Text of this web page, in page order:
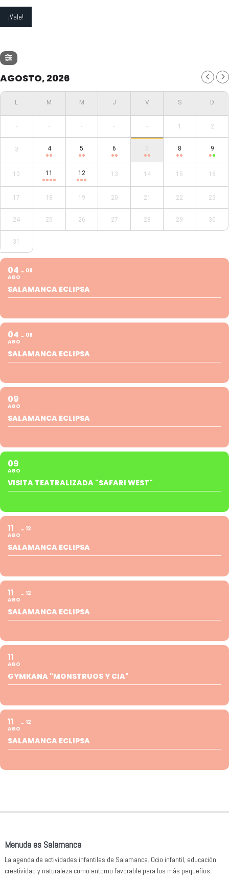
AGOSTO, 2026
- - - - - 1 2
3 4 5 6 7 8 9
10 11 12 13 14 15 16
17 18 19 20 21 22 23
24 25 26 27 28 29 30
31
04
AGO
08
SALAMANCA ECLIPSA
04
AGO
08
SALAMANCA ECLIPSA
09
AGO
SALAMANCA ECLIPSA
09
AGO
VISITA TEATRALIZADA "SAFARI WEST"
11
AGO
12
SALAMANCA ECLIPSA
11
AGO
12
SALAMANCA ECLIPSA
11
AGO
GYMKANA "MONSTRUOS Y CIA"
11
AGO
12
SALAMANCA ECLIPSA
Menuda es Salamanca
La agenda de actividades infantiles de Salamanca. Ocio infantil, educación,
creatividad y naturaleza como entorno favorable para los más pequeños.